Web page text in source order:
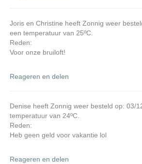
Joris en Christine heeft Zonnig weer
een temperatuur van 25ºC.
Reden:
Voor onze bruiloft!
Reageren en delen
Denise heeft Zonnig weer besteld op: 03/
temperatuur van 24ºC.
Reden:
Heb geen geld voor vakantie lol
Reageren en delen